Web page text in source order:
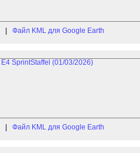
| Файл KML для Google Earth
| Файл KML для Google Earth